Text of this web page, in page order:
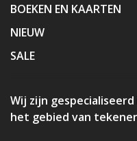
BOEKEN EN KAARTEN
NIEUW
SALE
Wij zijn
het gebied van